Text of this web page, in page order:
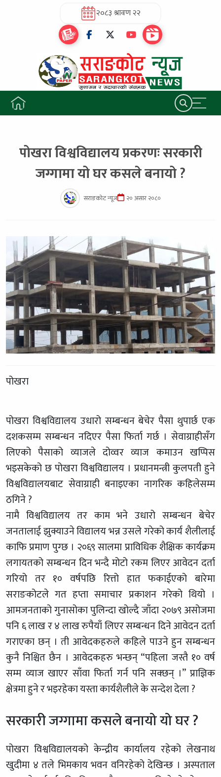
२०८३ श्रावण २२
पोखरा विश्वविद्यालय प्रकरणः सरकारी
जग्गामा यो घर कसले बनायो ?
सराङकोट न्यूज २० असार २०८०
पोखरा
पोखरा विश्वविद्यालय उधारो सम्बन्धन बेचेर पैसा थुपार्छ एक
दशकसम्म सम्बन्धन नदिएर पैसा फिर्ता गर्छ । सेवाग्राहीसँग
लिएको पैसाको व्याजले दोव्वर व्याज कमाउन खप्पिस
भइसकेको छ पोखरा विश्वविद्यालय । प्रधानमन्त्री कुलपती हुने
विश्वविद्यालयबाट सेवाग्राही बनाइएका नागरिक कहिलेसम्म
ठगिने ?
नामै विश्वविद्यालय तर काम भने उधारो सम्बन्धन बेचेर
जनतालाई झुक्याउने विद्यालय भन्न उसले गरेको कार्य शैलीलाई
काफि प्रमाण पुग्छ । २०६९ सालमा प्राविधिक शैक्षिक कार्यक्रम
लगायतको सम्बन्धन दिन भन्दै मोटो रकम लिएर आवेदन दर्ता
गरियो तर १० वर्षपछि रित्तो हात फकाईएको बारेमा
सराङकोटले गत हप्ता समाचार प्रकाशन गरेको थियो ।
आमजनताको गुनासोका पुलिन्दा खोल्दै जाँदा २०७९ असोजमा
पनि ६ लाख र ४ लाख रुपैयाँ लिएर सम्बन्धन दिने आवेदन दर्ता
गराएका छन् । ती आवेदकहरुले कहिले पाउने हुन सम्बन्धन
कुनै निश्चित छैन । आवेदकहरु भन्छन् “पहिला जस्तै १० वर्ष
सम्म व्याज खाएर साँवा फिर्ता गर्न पनि सक्छन् ।” प्राज्ञिक
क्षेत्रमा हुने र भइरहेका यस्ता कार्यशैलीले के सन्देश देला ?
सरकारी जग्गामा कसले बनायो यो घर ?
पोखरा विश्वविद्यालयको केन्द्रीय कार्यालय रहेको लेखनाथ
खुदीमा ४ तले भिमकाय भवन वनिरहेको देखिन्छ । अस्पताल